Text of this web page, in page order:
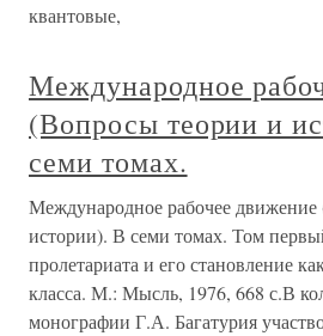
квантовые,
Международное
(Вопросы теории и
семи томах.
Международное рабочее
истории). В семи томах. Том
пролетариата и его становление
класса. М.: Мысль, 1976, 668 с.В
монографии Г.А. Багатурия